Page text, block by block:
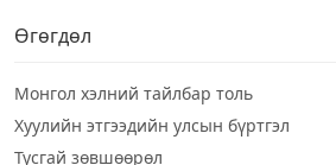
Өгөгдөл
Монгол хэлний тайлбар толь
Хуулийн этгээдийн улсын бүртгэл
Тусгай зөвшөөрөл